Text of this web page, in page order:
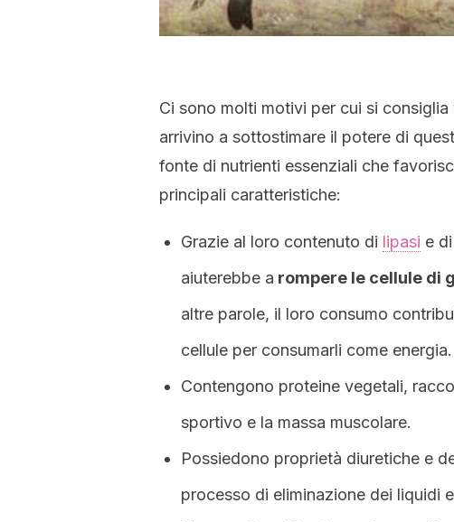
Ci sono molti motivi per cui si
arrivino a sottostimare il potere di
fonte di nutrienti essenziali che
principali caratteristiche:
Grazie al loro contenuto di lipasi e
aiuterebbe a rompere le cellule di
altre parole, il loro consumo
cellule per consumarli come energia.
Contengono proteine vegetali,
sportivo e la massa muscolare.
Possiedono proprietà diuretiche e
processo di eliminazione dei liquidi